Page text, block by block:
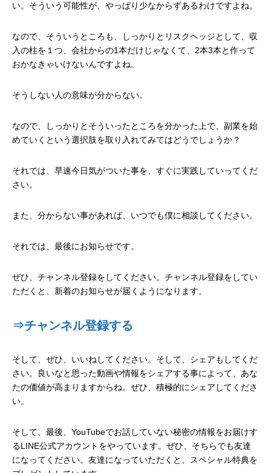
い。そういう可能性が、やっぱり少なからずあるわけですよね。
なので、そういうところも、しっかりとリスクヘッジとして、収
入の柱を１つ、会社からの1本だけじゃなくて、 2本3本と作って
おかなきゃいけないんですよね。
そうしない人の意味が分からない。
なので、しっかりとそういったところを分かった上で、副業を始
めていくという選択肢を取り入れてみてはどうでしょうか？
それでは、早速今日気がついた事を、すぐに実践していってくだ
さい。
また、分からない事があれば、いつでも僕に相談してください。
それでは、最後にお知らせです。
ぜひ、チャンネル登録をしてください。チャンネル登録をしてい
ただくと、新着のお知らせが届くようになります。
⇒チャンネル登録する
そして、ぜひ、いいねしてください。そして、シェアもしてくだ
さい。良いなと思った動画や情報をシェアする事によって、あな
たの価値が高まりますからね。ぜひ、積極的にシェアしてくださ
い。
そして、最後、 YouTubeでお話していない秘密の情報をお届けす
るLINE公式アカウントをやっています。ぜひ、そちらでも友達
になってください。友達になっていただくと、スペシャル特典を